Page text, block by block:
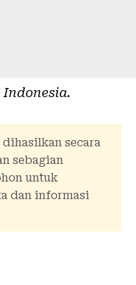
Indonesia.
secara
sebagian
untuk
dan informasi